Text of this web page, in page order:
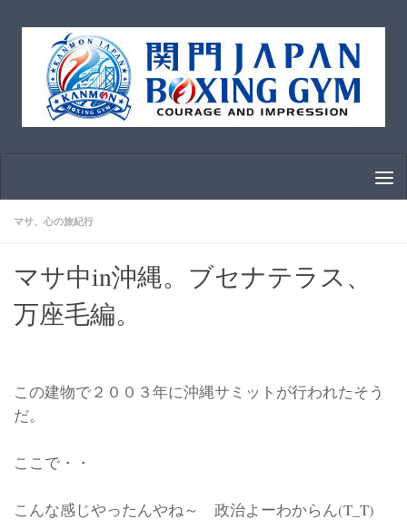
コンテンツへスキップ
マサ、心の旅紀行
マサ中in沖縄。ブセナテラス、
万座毛編。
この建物で２００３年に沖縄サミットが行われたそう
だ。
ここで・・
こんな感じやったんやね～ 政治よーわからん(T_T)